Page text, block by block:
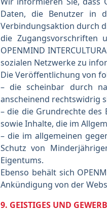
Daten, die Benutzer in
Verbindungsaktion durch
die Zugangsvorschriften
OPENMIND
sozialen Netzwerke zu
Die Veröffentlichung von
– die scheinbar durch
anscheinend rechtswidrig
– die die Grundrechte des
sowie Inhalte, die im
– die im allgemeinen
Schutz von
Eigentums.
Ebenso behält sich
Ankündigung von der
9. GEISTIGES UND